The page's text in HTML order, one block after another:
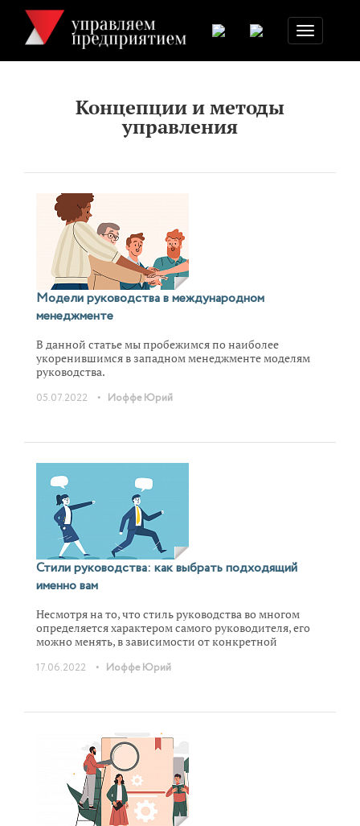
Toggle
navigation
Концепции и методы
управления
Модели руководства в международном
менеджменте
В данной статье мы пробежимся по наиболее
укоренившимся в западном менеджменте моделям
руководства.
05.07.2022 • Иоффе Юрий
Стили руководства: как выбрать подходящий
именно вам
Несмотря на то, что стиль руководства во многом
определяется характером самого руководителя, его
можно менять, в зависимости от конкретной
рассмотрим основные стили, разберем плюсы и
17.06.2022 • Иоффе Юрий